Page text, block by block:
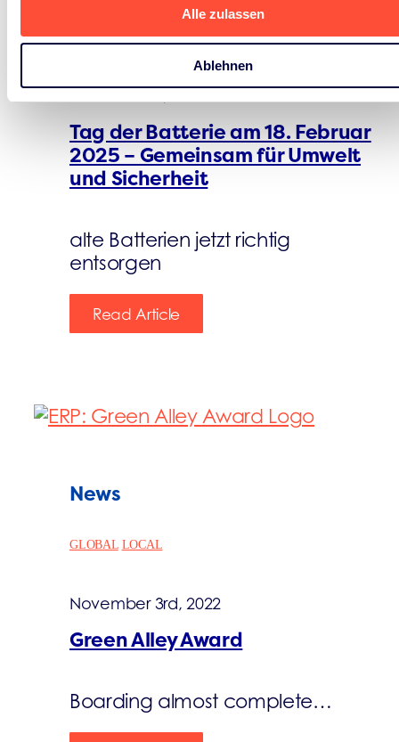
Alle zulassen
Ablehnen
LOCAL
Tag der Batterie am 18. Februar
2025 – Gemeinsam für Umwelt
und Sicherheit
alte Batterien jetzt richtig
entsorgen
Read Article
News
GLOBAL LOCAL
November 3rd, 2022
Green Alley Award
Boarding almost complete…